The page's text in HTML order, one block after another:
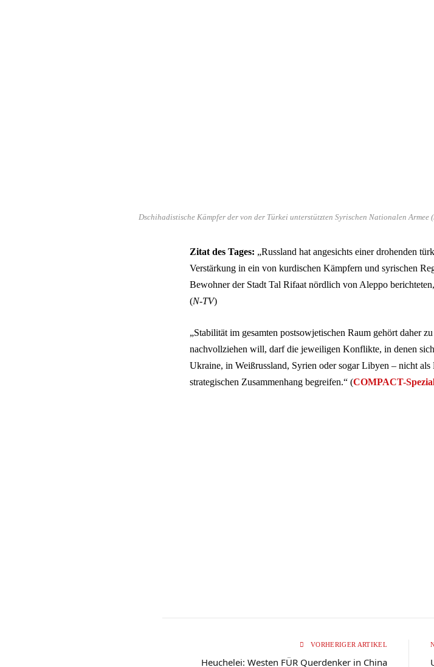
Dschihadistische Kämpfer der von der Türkei unterstützten Syrischen Nationalen
Zitat des Tages: „Russland hat angesichts einer drohenden
Verstärkung in ein von kurdischen Kämpfern und syrischen
Bewohner der Stadt Tal Rifaat nördlich von Aleppo
(N-TV)
„Stabilität im gesamten postsowjetischen Raum gehört daher
nachvollziehen will, darf die jeweiligen Konflikte, in denen
Ukraine, in Weißrussland, Syrien oder sogar Libyen – nicht als
strategischen Zusammenhang begreifen.“ (COMPACT-
VORHERIGER ARTIKEL
Heuchelei: Westen FÜR Querdenker in China